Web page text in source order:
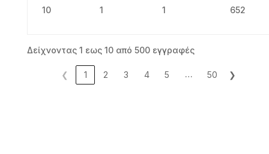
10 1 1 652
Δείχνοντας 1 εως 10 από 500 εγγραφές
❮ 1 2 3 4 5 … 50 ❯